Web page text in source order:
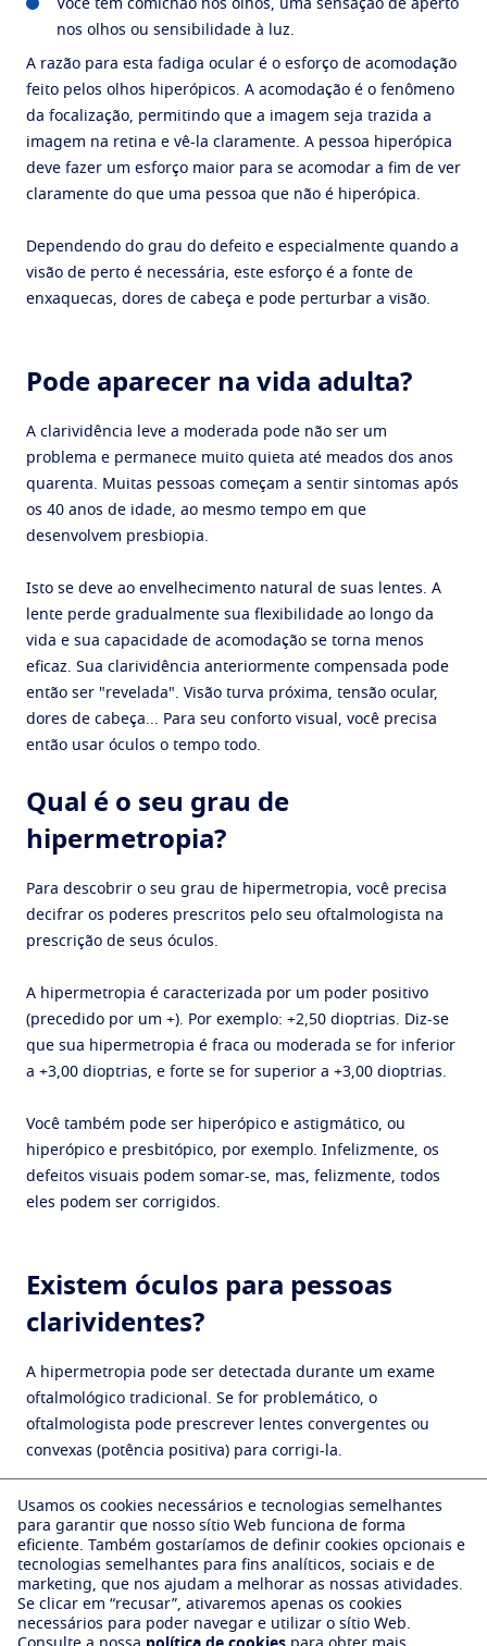
Você tem comichão nos olhos, uma sensação de aperto
nos olhos ou sensibilidade à luz.
A razão para esta fadiga ocular é o esforço de acomodação
feito pelos olhos hiperópicos. A acomodação é o fenômeno
da focalização, permitindo que a imagem seja trazida a
imagem na retina e vê-la claramente. A pessoa hiperópica
deve fazer um esforço maior para se acomodar a fim de ver
claramente do que uma pessoa que não é hiperópica.
Dependendo do grau do defeito e especialmente quando a
visão de perto é necessária, este esforço é a fonte de
enxaquecas, dores de cabeça e pode perturbar a visão.
Pode aparecer na vida adulta?
A clarividência leve a moderada pode não ser um
problema e permanece muito quieta até meados dos anos
quarenta. Muitas pessoas começam a sentir sintomas após
os 40 anos de idade, ao mesmo tempo em que
desenvolvem presbiopia.
Isto se deve ao envelhecimento natural de suas lentes. A
lente perde gradualmente sua flexibilidade ao longo da
vida e sua capacidade de acomodação se torna menos
eficaz. Sua clarividência anteriormente compensada pode
então ser "revelada". Visão turva próxima, tensão ocular,
dores de cabeça... Para seu conforto visual, você precisa
então usar óculos o tempo todo.
Qual é o seu grau de
hipermetropia?
Para descobrir o seu grau de hipermetropia, você precisa
decifrar os poderes prescritos pelo seu oftalmologista na
prescrição de seus óculos.
A hipermetropia é caracterizada por um poder positivo
(precedido por um +). Por exemplo: +2,50 dioptrias. Diz-se
que sua hipermetropia é fraca ou moderada se for inferior
a +3,00 dioptrias, e forte se for superior a +3,00 dioptrias.
Você também pode ser hiperópico e astigmático, ou
hiperópico e presbitópico, por exemplo. Infelizmente, os
defeitos visuais podem somar-se, mas, felizmente, todos
eles podem ser corrigidos.
Existem óculos para pessoas
clarividentes?
A hipermetropia pode ser detectada durante um exame
oftalmológico tradicional. Se for problemático, o
oftalmologista pode prescrever lentes convergentes ou
convexas (potência positiva) para corrigi-la.
Para corrigir sua clarividência, primeiro escolha óculos
apropriados para sua correção, suas necessidades visuais
e suas atividades. Você passa muito tempo em seu
computador ou smartphone? Você pode optar pelas lentes
Eyezen® da Essilor. Projetadas para a vida conectada, elas
aliviam a tensão dos olhos, particularmente na visão
Usamos os cookies necessários e tecnologias semelhantes
para garantir que nosso sítio Web funciona de forma
eficiente.
Também gostaríamos de definir cookies opcionais e
tecnologias semelhantes para fins analíticos, sociais e de
marketing, que nos ajudam a melhorar as nossas atividades.
Se clicar em “recusar”, ativaremos apenas os cookies
necessários para poder navegar e utilizar o sítio Web.